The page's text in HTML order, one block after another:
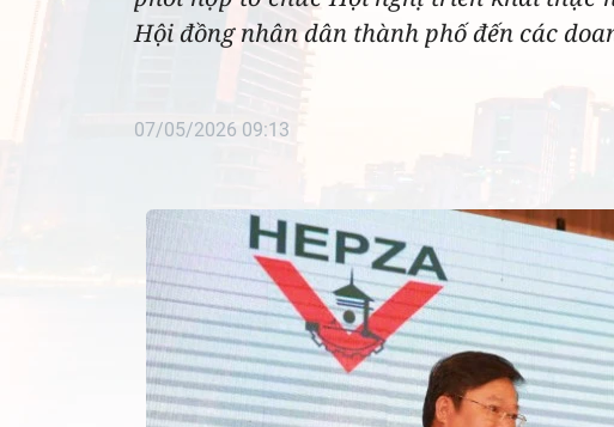
Hội đồng nhân dân thành phố đến các
07/05/2026 09:13